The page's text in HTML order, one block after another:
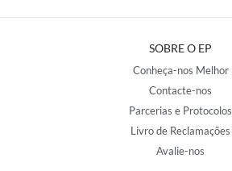
SOBRE O EP
Conheça-nos Melhor
Contacte-nos
Parcerias e Protocolos
Livro de Reclamações
Avalie-nos